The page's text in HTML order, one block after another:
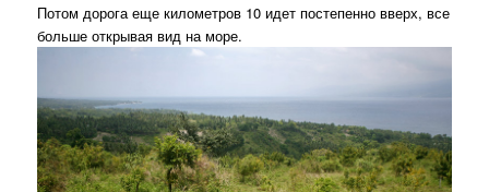
Потом дорога еще километров 10 идет постепенно вверх, все
больше открывая вид на море.